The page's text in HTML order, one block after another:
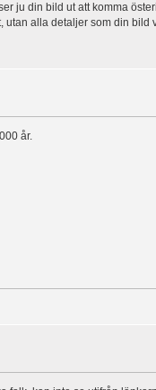
ju din bild ut att komma
utan alla detaljer som din bild
år.